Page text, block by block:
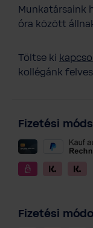
Munkatársaink
óra között
Töltse ki
kollégánk
Fizetési
Fizetési